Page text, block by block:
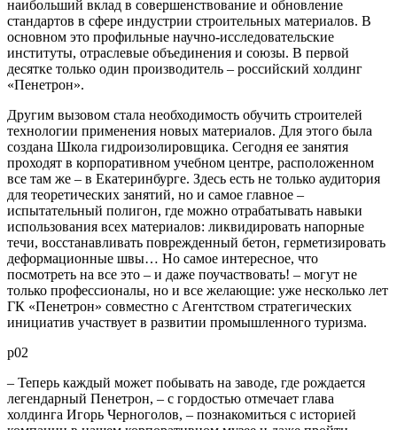
наибольший вклад в совершенствование и обновление
стандартов в сфере индустрии строительных материалов. В
основном это профильные научно-исследовательские
институты, отраслевые объединения и союзы. В первой
десятке только один производитель – российский холдинг
«Пенетрон».
Другим вызовом стала необходимость обучить строителей
технологии применения новых материалов. Для этого была
создана Школа гидроизолировщика. Сегодня ее занятия
проходят в корпоративном учебном центре, расположенном
все там же – в Екатеринбурге. Здесь есть не только аудитория
для теоретических занятий, но и самое главное –
испытательный полигон, где можно отрабатывать навыки
использования всех материалов: ликвидировать напорные
течи, восстанавливать поврежденный бетон, герметизировать
деформационные швы… Но самое интересное, что
посмотреть на все это – и даже поучаствовать! – могут не
только профессионалы, но и все желающие: уже несколько лет
ГК «Пенетрон» совместно с Агентством стратегических
инициатив участвует в развитии промышленного туризма.
p02
– Теперь каждый может побывать на заводе, где рождается
легендарный Пенетрон, – с гордостью отмечает глава
холдинга Игорь Черноголов, – познакомиться с историей